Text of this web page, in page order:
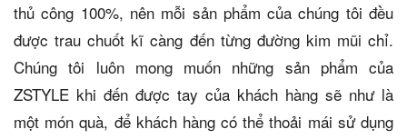
thủ công 100%, nên mỗi sản phẩm của chúng tôi đều
được trau chuốt kĩ càng đến từng đường kim mũi chỉ.
Chúng tôi luôn mong muốn những sản phẩm của
ZSTYLE khi đến được tay của khách hàng sẽ như là
một món quà, để khách hàng có thể thoải mái sử dụng